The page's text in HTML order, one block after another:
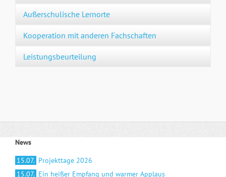
Außerschulische Lernorte
Kooperation mit anderen Fachschaften
Leistungsbeurteilung
News
15.07. Projekttage 2026
15.07. Ein heißer Empfang und warmer Applaus